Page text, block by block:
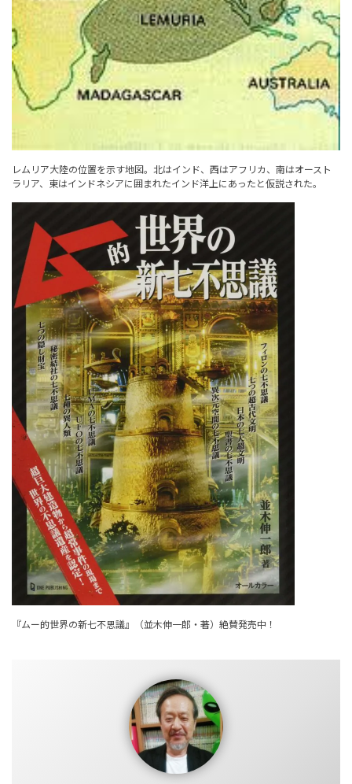
レムリア大陸の位置を示す地図。北はインド、西はアフリカ、南はオースト
ラリア、東はインドネシアに囲まれたインド洋上にあったと仮説された。
『ムー的世界の新七不思議』（並木伸一郎・著）絶賛発売中！